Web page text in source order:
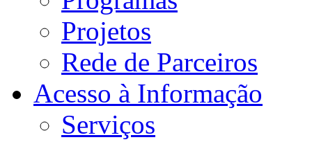
Projetos
Rede de Parceiros
Acesso à Informação
Serviços